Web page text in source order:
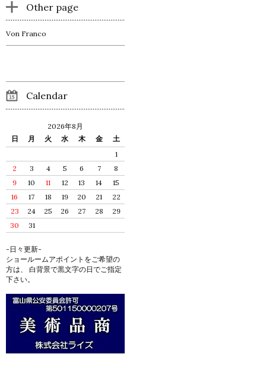
Other page
Von Franco
Calendar
2026年8月
日
月 火 水 木 金
土
1
2
3 4 5 6 7
8
9
10 11 12 13 14
15
16
17 18 19 20 21
22
23
24 25 26 27 28
29
30
31
-日々更新-
ショールームアポイントをご希望の
方は、 白背景で黒文字の日でご指定
下さい。